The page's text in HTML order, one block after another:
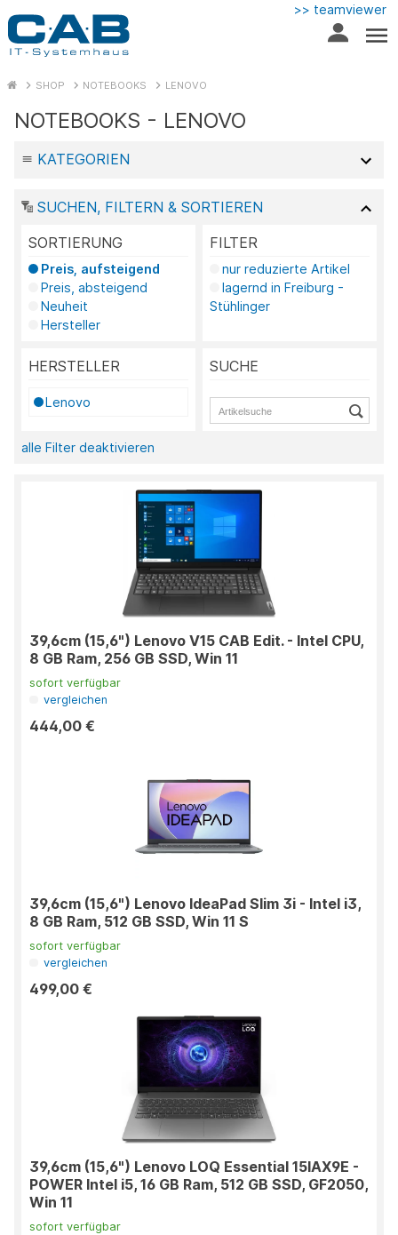
>> teamviewer
SHOP NOTEBOOKS LENOVO
NOTEBOOKS - LENOVO
KATEGORIEN
SUCHEN, FILTERN & SORTIEREN
SORTIERUNG
Preis, aufsteigend
Preis, absteigend
Neuheit
Hersteller
FILTER
nur reduzierte Artikel
lagernd in Freiburg -
Stühlinger
HERSTELLER
Lenovo
SUCHE
alle Filter deaktivieren
39,6cm (15,6") Lenovo V15 CAB Edit. - Intel CPU,
8 GB Ram, 256 GB SSD, Win 11
sofort verfügbar
vergleichen
444,00 €
39,6cm (15,6") Lenovo IdeaPad Slim 3i - Intel i3,
8 GB Ram, 512 GB SSD, Win 11 S
sofort verfügbar
vergleichen
499,00 €
39,6cm (15,6") Lenovo LOQ Essential 15IAX9E -
POWER Intel i5, 16 GB Ram, 512 GB SSD, GF2050,
Win 11
sofort verfügbar